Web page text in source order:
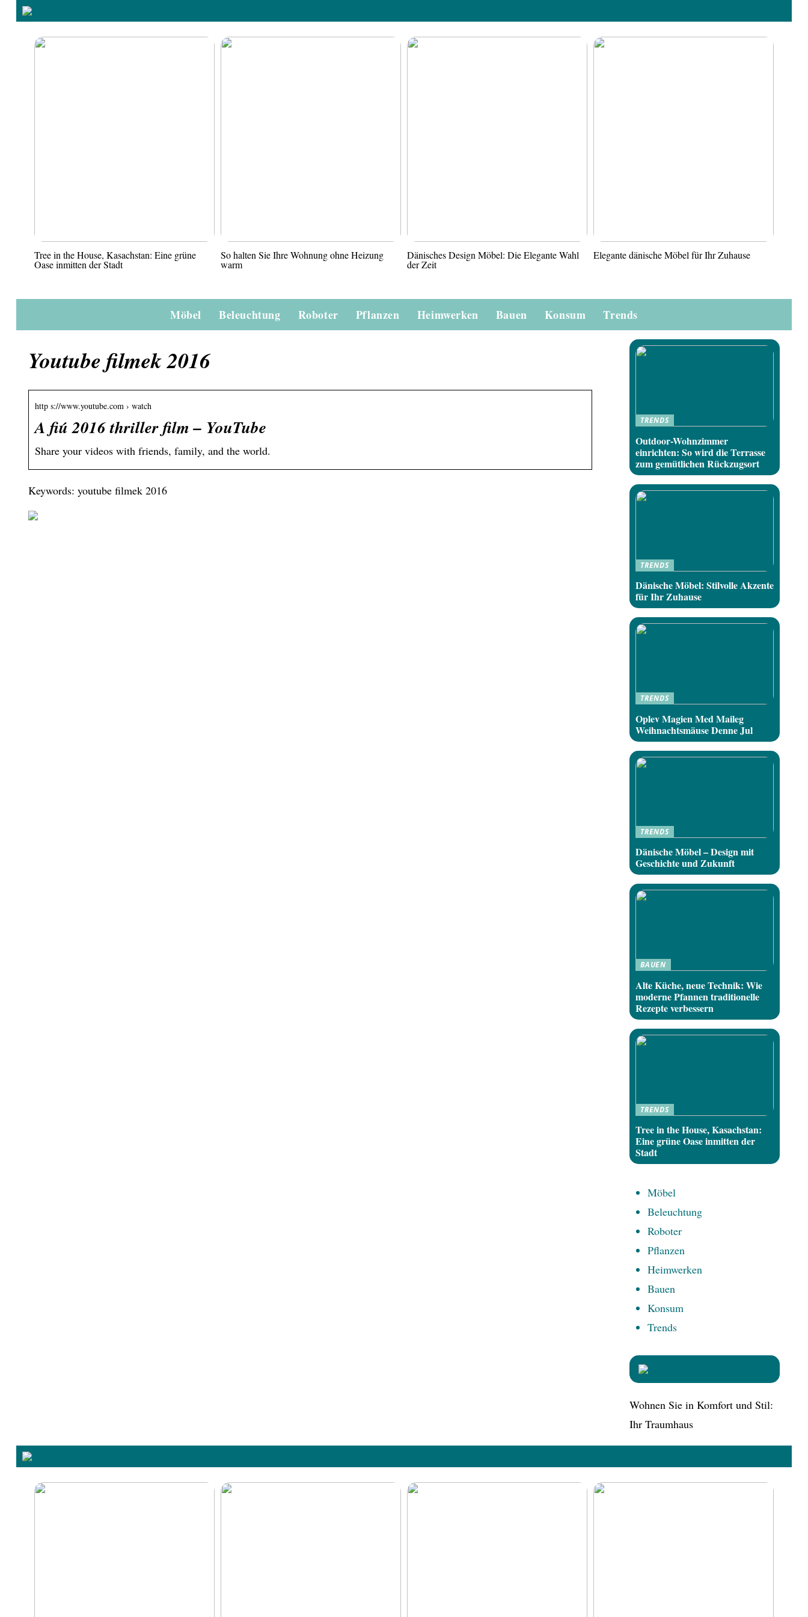
Tree in the House, Kasachstan: Eine grüne
Oase inmitten der Stadt
So halten Sie Ihre Wohnung ohne Heizung
warm
Dänisches Design Möbel: Die Elegante Wahl
der Zeit
Elegante dänische Möbel für Ihr Zuhause
Möbel Beleuchtung Roboter Pflanzen Heimwerken Bauen Konsum Trends
Youtube filmek 2016
http s://www.youtube.com › watch
A fiú 2016 thriller film – YouTube
Share your videos with friends, family, and the world.
Keywords: youtube filmek 2016
TRENDS
Outdoor-Wohnzimmer
einrichten: So wird die Terrasse
zum gemütlichen Rückzugsort
TRENDS
Dänische Möbel: Stilvolle Akzente
für Ihr Zuhause
TRENDS
Oplev Magien Med Maileg
Weihnachtsmäuse Denne Jul
TRENDS
Dänische Möbel – Design mit
Geschichte und Zukunft
BAUEN
Alte Küche, neue Technik: Wie
moderne Pfannen traditionelle
Rezepte verbessern
TRENDS
Tree in the House, Kasachstan:
Eine grüne Oase inmitten der
Stadt
Möbel
Beleuchtung
Roboter
Pflanzen
Heimwerken
Bauen
Konsum
Trends
Wohnen Sie in Komfort und Stil:
Ihr Traumhaus